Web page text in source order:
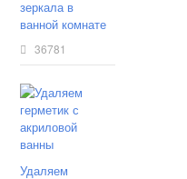
зеркала в
ванной комнате
36781
Удаляем